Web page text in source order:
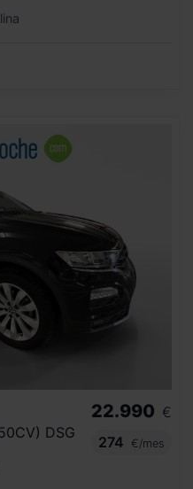
DSG
22.990 €
274
€/mes